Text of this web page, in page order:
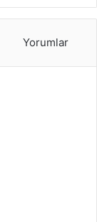
Yorumlar